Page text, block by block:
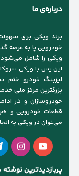
درباره‌ی ما
برند ویکی برای
خودرویی پا به عرصه
ویکی را شامل می‌شود
این پس با ویکی
لیزینگ خودرو ختم
بزرگترین مرکز ملی
خودروسازان و در
قطعات خودرویی و
می‌توان در ویکی به
یوتیوب
پربازدیدترین نوشته